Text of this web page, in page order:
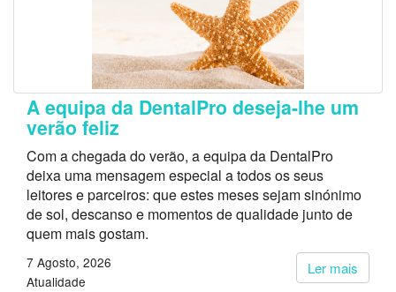
A equipa da DentalPro deseja-lhe um
verão feliz
Com a chegada do verão, a equipa da DentalPro
deixa uma mensagem especial a todos os seus
leitores e parceiros: que estes meses sejam sinónimo
de sol, descanso e momentos de qualidade junto de
quem mais gostam.
Ler mais
7 Agosto, 2026
Atualidade